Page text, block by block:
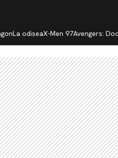
La odiseaX-Men 97Avengers: